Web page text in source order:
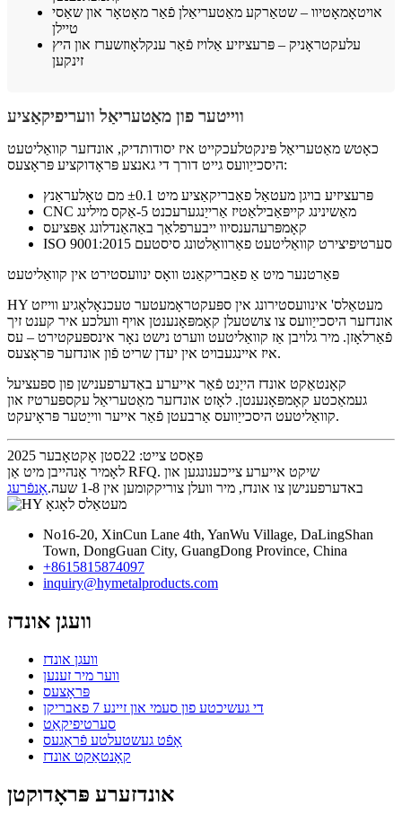
אויטאָמאָטיוו – שטאַרקע מאַטעריאַלן פֿאַר מאָטאָר און שאַסי
טיילן
עלעקטראָניק – פּרעציזיע אַלויז פֿאַר ענקלאָוזשערז און היץ
זינקען
ווייטער פון מאַטעריאַל וועריפיקאַציע
כאָטש מאַטעריאַל פּינקטלעכקייט איז יסודותדיק, אונדזער קוואַליטעט
היסכייַוועס גייט דורך די גאנצע פּראָדוקציע פּראָצעס:
פּרעציזיע בויגן מעטאַל פאַבריקאַציע מיט ±0.1 מם טאָלעראַנץ
CNC מאַשינינג קייפּאַבילאַטיז אַרייַנגערעכנט 5-אַקס מילינג
קאָמפּרעהענסיוו ייבערפלאַך באַהאַנדלונג אָפּציעס
ISO 9001:2015 סערטיפיצירט קוואַליטעט פאַרוואַלטונג סיסטעם
פּאַרטנער מיט אַ פאַבריקאַנט וואָס ינוועסטירט אין קוואַליטעט
HY מעטאַלס' אינוועסטירונג אין ספּעקטראָמעטער טעכנאָלאָגיע ווייזט
אונדזער היסכייַוועס צו צושטעלן קאָמפּאָנענטן אויף וועלכע איר קענט זיך
פֿאַרלאָזן. מיר גלויבן אַז קוואַליטעט ווערט נישט נאָר אינספּעקטירט – עס
איז איינגעבויט אין יעדן שריט פֿון אונדזער פּראָצעס.
קאָנטאַקט אונדז הייַנט פֿאַר אייערע באַדערפענישן פון ספּעציעל
געמאַכטע קאָמפּאָנענטן. לאָזט אונדזער מאַטעריאַל עקספּערטיז און
קוואַליטעט היסכייַוועס אַרבעטן פֿאַר אייער ווייַטער פּראָיעקט.
פּאָסט צייט: 22סטן אָקטאָבער 2025
לאָמיר אָנהייבן מיט אַן RFQ. שיקט אייערע צייכענונגען און
באדערפענישן צו אונדז, מיר וועלן צוריקקומען אין 1-8 שעה.
אָנפֿרעג
No16-20, XinCun Lane 4th, YanWu Village, DaLingShan
Town, DongGuan City, GuangDong Province, China
+8615815874097
inquiry@hymetalproducts.com
וועגן אונדז
וועגן אונדז
ווער מיר זענען
פּראָצעס
די געשיכטע פון ​​סעמי און זיינע 7 פאבריקן
סערטיפיקאַט
אָפֿט געשטעלטע פֿראַגעס
קאָנטאַקט אונדז
אונדזערע פּראָדוקטן